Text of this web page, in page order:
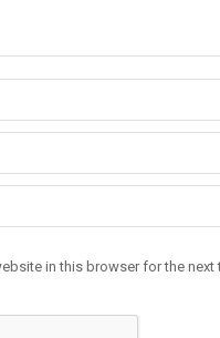
in this browser for the next